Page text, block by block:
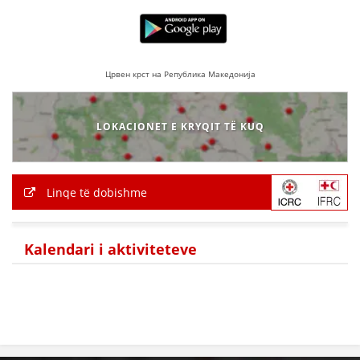
Црвен крст на Република Македонија
LOKACIONET E KRYQIT TË KUQ
Linqe të dobishme
Kalendari i aktiviteteve